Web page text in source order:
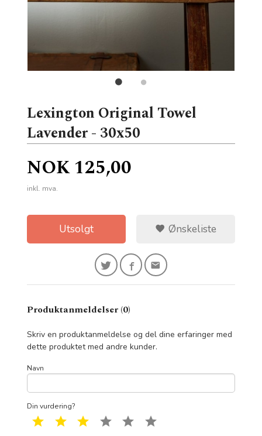
Lexington Original Towel
Lavender - 30x50
Pris
NOK125,00
inkl. mva.
Utsolgt Ønskeliste
Produktanmeldelser (0)
Skriv en produktanmeldelse og del dine erfaringer med
dette produktet med andre kunder.
Navn
Din vurdering?
1 star 2 star 3 star 4 star 5 star